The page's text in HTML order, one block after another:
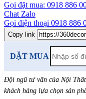
Gọi đặt mua: 0918 886
Chat Zalo
Gọi điện thoại 0918 886
Copy link
ĐẶT MUA
Đội ngũ tư vấn của Nội
khách hàng lựa chọn sản